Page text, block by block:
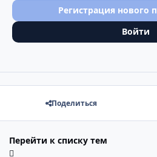
Регистрация нового
Войти
Поделиться
Перейти к списку тем